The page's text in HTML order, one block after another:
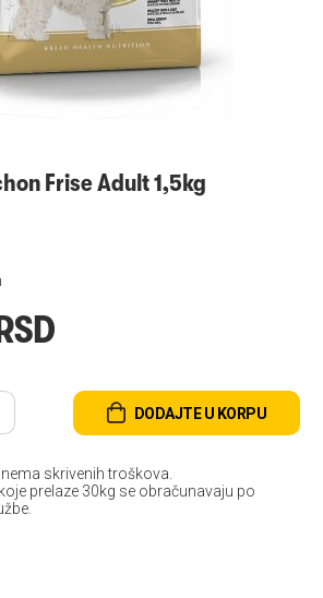
Frise Adult 1,5kg
DODAJTE U KORPU
skrivenih troškova.
prelaze 30kg se obračunavaju po